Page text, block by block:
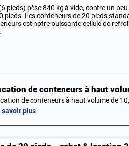
pieds) pèse 840 kg à vide, contre un
pieds. Lesconteneurs de 20 pieds
est notre puissante cellule de
de conteneurs à haut
de conteneurs à haut volume de
savoir plus